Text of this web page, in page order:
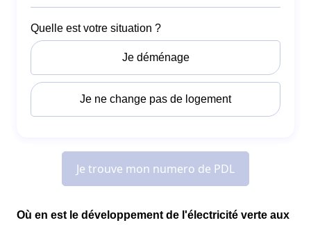
Où en est le développement de l'électricité verte aux